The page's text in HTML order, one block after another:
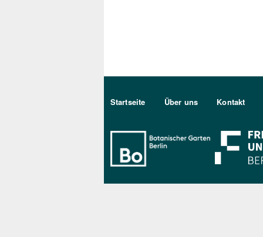
Sekundärmenu DE
Startseite Über uns Kontakt
Bo Berlin